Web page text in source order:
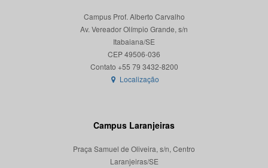
Campus Prof. Alberto Carvalho
Av. Vereador Olímpio Grande, s/n
Itabaiana/SE
CEP 49506-036
Localização
Campus Laranjeiras
Praça Samuel de Oliveira, s/n, Centro
Laranjeiras/SE